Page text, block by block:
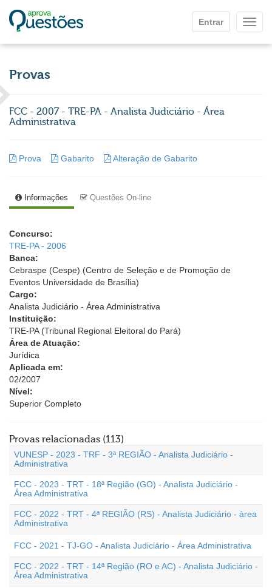
Entrar
Provas
FCC - 2007 - TRE-PA - Analista Judiciário - Área
Administrativa
Prova Gabarito Alteração de Gabarito
Informações Questões On-line
Concurso:
TRE-PA - 2006
Banca:
Cebraspe (Cespe) (Centro de Seleção e de Promoção de
Eventos Universidade de Brasília)
Cargo:
Analista Judiciário - Área Administrativa
Instituição:
TRE-PA (Tribunal Regional Eleitoral do Pará)
Área de Atuação:
Jurídica
Aplicada em:
02/2007
Nível:
Superior Completo
Provas relacionadas (113)
VUNESP - 2023 - TRF - 3ª REGIÃO - Analista Judiciário -
Administrativa
FCC - 2023 - TRT - 18ª Região (GO) - Analista Judiciário -
Área Administrativa
FCC - 2022 - TRT - 4ª REGIÃO (RS) - Analista Judiciário - àrea
Administrativa
FCC - 2021 - TJ-GO - Analista Judiciário - Área Administrativa
FCC - 2022 - TRT - 14ª Região (RO e AC) - Analista Judiciário -
Área Administrativa